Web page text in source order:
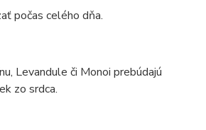
počas celého dňa.
Levandule či Monoi prebúdajú
zo srdca.